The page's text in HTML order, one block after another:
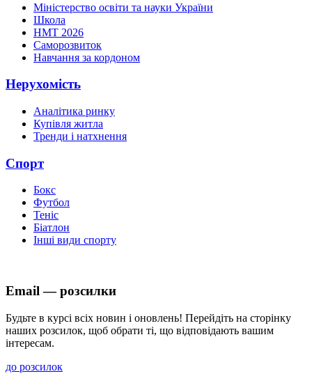
Міністерство освіти та науки України
Школа
НМТ 2026
Саморозвиток
Навчання за кордоном
Нерухомість
Аналітика ринку
Купівля житла
Тренди і натхнення
Спорт
Бокс
Футбол
Теніс
Біатлон
Інші види спорту
Email — розсилки
Будьте в курсі всіх новин і оновлень! Перейдіть на сторінку
наших розсилок, щоб обрати ті, що відповідають вашим
інтересам.
до розсилок